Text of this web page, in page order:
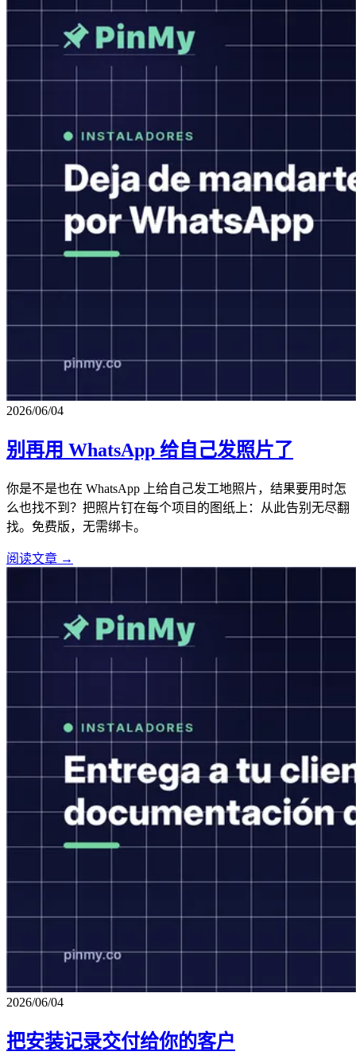
2026/06/04
别再用 WhatsApp 给自己发照片了
你是不是也在 WhatsApp 上给自己发工地照片，结果要用时怎
么也找不到？把照片钉在每个项目的图纸上：从此告别无尽翻
找。免费版，无需绑卡。
阅读文章 →
2026/06/04
把安装记录交付给你的客户